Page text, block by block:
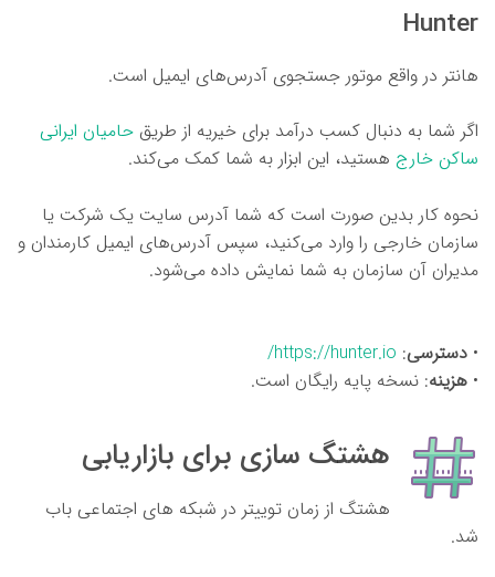
Hunter
هانتر در واقع موتور جستجوی آدرس‌های ایمیل است.
اگر شما به دنبال کسب درآمد برای خیریه از طریق حامیان ایرانی
ساکن خارج هستید، این ابزار به شما کمک می‌کند.
نحوه کار بدین صورت است که شما آدرس سایت یک شرکت یا
سازمان خارجی را وارد می‌کنید، سپس آدرس‌های ایمیل کارمندان و
مدیران آن سازمان به شما نمایش داده می‌شود.
• دسترسی:
https://hunter.io/
• هزینه: نسخه پایه رایگان است.
هشتگ سازی برای بازاریابی
هشتگ از زمان توییتر در شبکه های اجتماعی باب
شد.